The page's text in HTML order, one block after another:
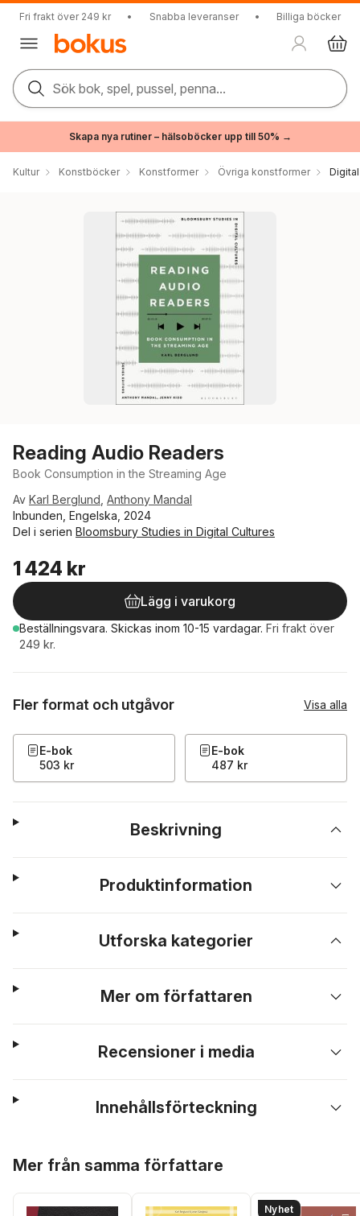
Fri frakt över 249 kr • Snabba leveranser • Billiga böcker
Sök bok, spel, pussel, penna...
Skapa nya rutiner – hälsoböcker upp till 50% →
Kultur Konstböcker Konstformer Övriga konstformer
Reading Audio Readers
Book Consumption in the Streaming Age
Av Karl Berglund Anthony Mandal
Inbunden, Engelska, 2024
Del i serien Bloomsbury Studies in Digital Cultures
1 424 kr
Lägg i varukorg
Beställningsvara. Skickas inom 10-15 vardagar. Fri frakt över
249 kr.
Fler format och utgåvor Visa alla
E-bok
503 kr
E-bok
487 kr
Beskrivning
Produktinformation
Utforska kategorier
Mer om författaren
Recensioner i media
Innehållsförteckning
Mer från samma författare
Nyhet